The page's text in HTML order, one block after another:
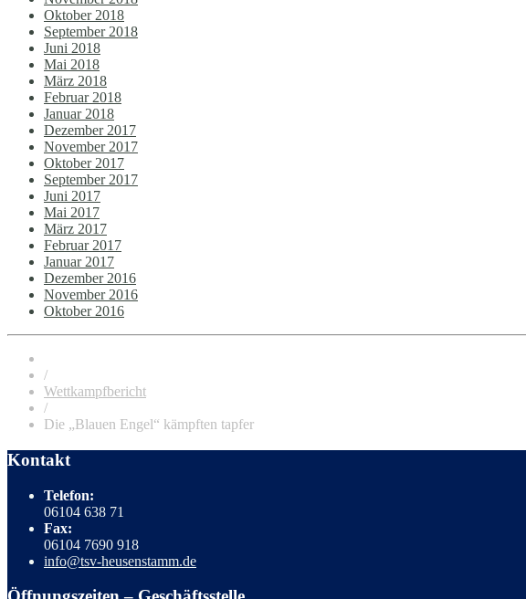
Oktober 2018
September 2018
Juni 2018
Mai 2018
März 2018
Februar 2018
Januar 2018
Dezember 2017
November 2017
Oktober 2017
September 2017
Juni 2017
Mai 2017
März 2017
Februar 2017
Januar 2017
Dezember 2016
November 2016
Oktober 2016
/
Wettkampfbericht
/
Die „Blauen Engel“ kämpften tapfer
Kontakt
Telefon:
06104 638 71
Fax:
06104 7690 918
info@tsv-heusenstamm.de